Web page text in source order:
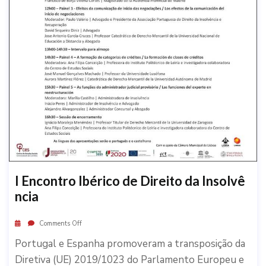
I Encontro Ibérico de Direito da Insolvê
ncia
Comments Off
Portugal e Espanha promoveram a transposição da
Diretiva (UE) 2019/1023 do Parlamento Europeu e